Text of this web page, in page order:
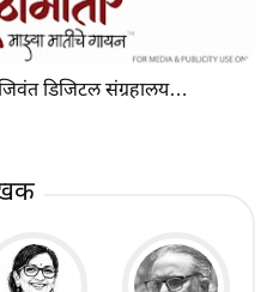
जिवंत डिजिटल संग्रहालय…